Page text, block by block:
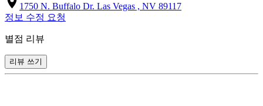
1750 N. Buffalo Dr. Las Vegas , NV 89117
정보 수정 요청
별점 리뷰
리뷰 쓰기